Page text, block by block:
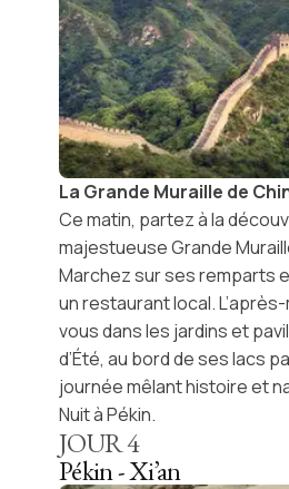
La Grande Muraille de
Ce matin, partez à la
majestueuseGrande
Marchez sur ses remparts
un restaurant local.
vous dans les jardins et
d’Été, au bord de ses lacs
journée mêlant histoire et
Nuit à Pékin.
JOUR4
Pékin - Xi’an